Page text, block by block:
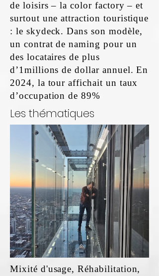
de loisirs – la color factory – et
surtout une attraction touristique
: le skydeck. Dans son modèle,
un contrat de naming pour un
des locataires de plus
d’1millions de dollar annuel. En
2024, la tour affichait un taux
d’occupation de 89%
Les thématiques
Mixité d'usage, Réhabilitation,